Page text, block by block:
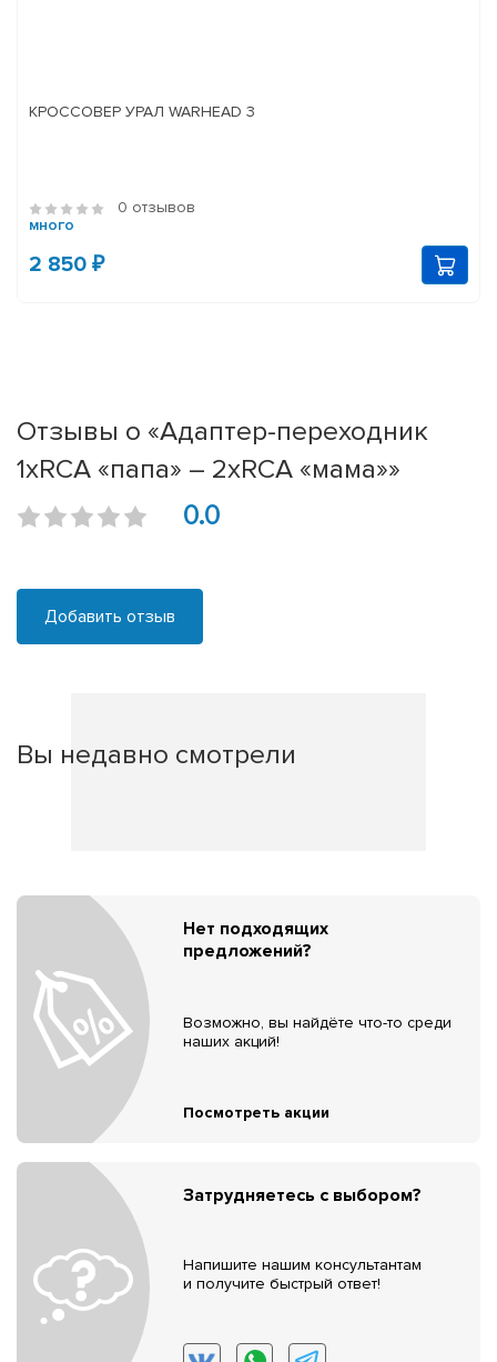
КРОССОВЕР УРАЛ WARHEAD 3
0 отзывов
много
2 850 ₽
Отзывы о «Адаптер-переходник
1хRCA «папа» – 2хRCA «мама»»
0.0
Добавить отзыв
Вы недавно смотрели
Нет подходящих
предложений?
Возможно, вы найдёте что-то среди
наших акций!
Посмотреть акции
Затрудняетесь с выбором?
Напишите нашим консультантам
и получите быстрый ответ!